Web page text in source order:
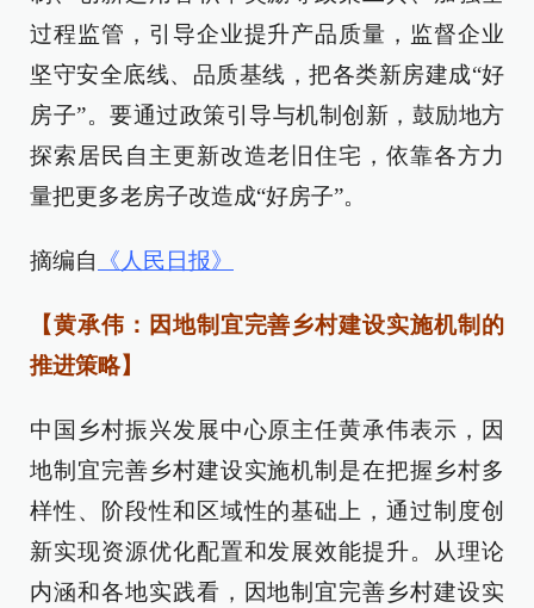
过程监管，引导企业提升产品质量，监督企业
坚守安全底线、品质基线，把各类新房建成“好
房子”。要通过政策引导与机制创新，鼓励地方
探索居民自主更新改造老旧住宅，依靠各方力
量把更多老房子改造成“好房子”。
摘编自 《人民日报》
【黄承伟：因地制宜完善乡村建设实施机制的
推进策略】
中国乡村振兴发展中心原主任黄承伟表示，因
地制宜完善乡村建设实施机制是在把握乡村多
样性、阶段性和区域性的基础上，通过制度创
新实现资源优化配置和发展效能提升。从理论
内涵和各地实践看，因地制宜完善乡村建设实